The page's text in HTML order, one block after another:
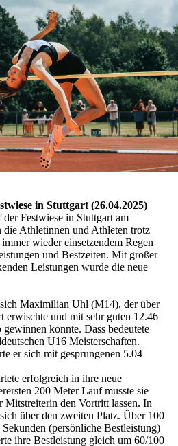
in Stuttgart (26.04.2025)
Festwiese in Stuttgart am
die Athletinnen und Athleten trotz
wieder einsetzendem Regen
und Bestzeiten. Mit großer
Leistungen wurde die neue
sich Maximilian Uhl (M14), der über
erwischte und mit sehr guten 12.46
konnte. Dass bedeutete
U16 Meisterschaften.
er sich mit gesprungenen 5.04
erfolgreich in ihre neue
200 Meter Lauf musste sie
Mitstreiterin den Vortritt lassen. In
über den zweiten Platz. Über 100
(persönliche Bestleistung)
ihre Bestleistung gleich um 60/100